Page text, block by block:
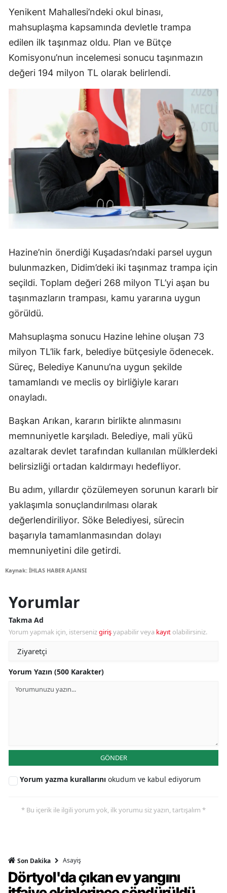
Yenikent Mahallesi’ndeki okul binası,
mahsuplaşma kapsamında devletle trampa
edilen ilk taşınmaz oldu. Plan ve Bütçe
Komisyonu’nun incelemesi sonucu taşınmazın
değeri 194 milyon TL olarak belirlendi.
Hazine’nin önerdiği Kuşadası’ndaki parsel uygun
bulunmazken, Didim’deki iki taşınmaz trampa için
seçildi. Toplam değeri 268 milyon TL’yi aşan bu
taşınmazların trampası, kamu yararına uygun
görüldü.
Mahsuplaşma sonucu Hazine lehine oluşan 73
milyon TL’lik fark, belediye bütçesiyle ödenecek.
Süreç, Belediye Kanunu’na uygun şekilde
tamamlandı ve meclis oy birliğiyle kararı
onayladı.
Başkan Arıkan, kararın birlikte alınmasını
memnuniyetle karşıladı. Belediye, mali yükü
azaltarak devlet tarafından kullanılan mülklerdeki
belirsizliği ortadan kaldırmayı hedefliyor.
Bu adım, yıllardır çözülemeyen sorunun kararlı bir
yaklaşımla sonuçlandırılması olarak
değerlendiriliyor. Söke Belediyesi, sürecin
başarıyla tamamlanmasından dolayı
memnuniyetini dile getirdi.
Kaynak: İHLAS HABER AJANSI
Yorumlar
Takma Ad
Yorum yapmak için, istersenizgirişyapabilir veya kayıt olabilirsiniz.
Yorum Yazın (500 Karakter)
GÖNDER
Yorum yazma kurallarını okudum ve kabul ediyorum
* Bu içerik ile ilgili yorum yok, ilk yorumu siz yazın, tartışalım *
Son Dakika Asayiş
Dörtyol'da çıkan ev yangını